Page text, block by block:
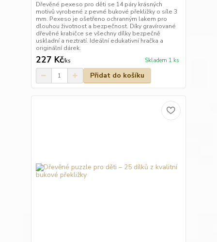
Dřevěné pexeso pro děti se 14 páry krásných
motivů vyrobené z pevné bukové překližky o síle 3
mm. Pexeso je ošetřeno ochranným lakem pro
dlouhou životnost a bezpečnost. Díky gravírované
dřevěné krabičce se všechny dílky bezpečně
uskladní a neztratí. Ideální edukativní hračka a
originální dárek.
227 Kč/ks Skladem 1 ks
Přidat do košíku